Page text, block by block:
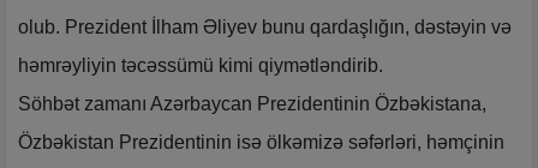
olub. Prezident İlham Əliyev bunu qardaşlığın, dəstəyin və
həmrəyliyin təcəssümü kimi qiymətləndirib.
Söhbət zamanı Azərbaycan Prezidentinin Özbəkistana,
Özbəkistan Prezidentinin isə ölkəmizə səfərləri, həmçinin